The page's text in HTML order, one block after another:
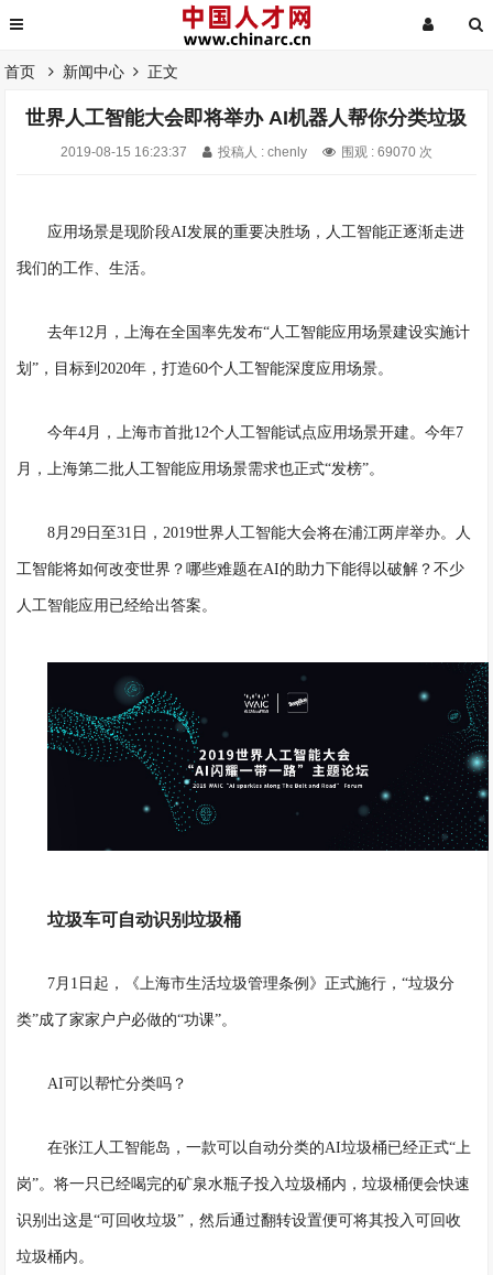
首页 新闻中心 正文
世界人工智能大会即将举办 AI机器人帮你分类垃圾
2019-08-15 16:23:37 投稿人 : chenly 围观 : 69070 次
应用场景是现阶段AI发展的重要决胜场，人工智能正逐渐走进
我们的工作、生活。
去年12月，上海在全国率先发布“人工智能应用场景建设实施计
划”，目标到2020年，打造60个人工智能深度应用场景。
今年4月，上海市首批12个人工智能试点应用场景开建。今年7
月，上海第二批人工智能应用场景需求也正式“发榜”。
8月29日至31日，2019世界人工智能大会将在浦江两岸举办。人
工智能将如何改变世界？哪些难题在AI的助力下能得以破解？不少
人工智能应用已经给出答案。
垃圾车可自动识别垃圾桶
7月1日起，《上海市生活垃圾管理条例》正式施行，“垃圾分
类”成了家家户户必做的“功课”。
AI可以帮忙分类吗？
在张江人工智能岛，一款可以自动分类的AI垃圾桶已经正式“上
岗”。将一只已经喝完的矿泉水瓶子投入垃圾桶内，垃圾桶便会快速
识别出这是“可回收垃圾”，然后通过翻转设置便可将其投入可回收
垃圾桶内。